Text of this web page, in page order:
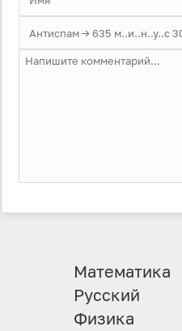
Математика
Русский
Физика